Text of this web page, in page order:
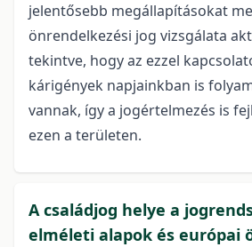
jelentősebb megállapításokat
önrendelkezési jog vizsgálata
tekintve, hogy az ezzel
kárigények napjainkban is
vannak, így a jogértelmezés is
ezen a területen.
A családjog helye a
elméleti alapok és európai